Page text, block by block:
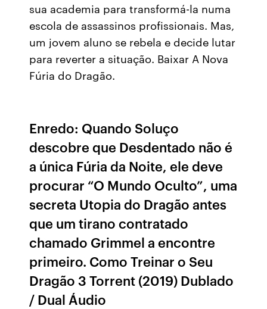
sua academia para transformá-la numa
escola de assassinos profissionais. Mas,
um jovem aluno se rebela e decide lutar
para reverter a situação. Baixar A Nova
Fúria do Dragão.
Enredo: Quando Soluço
descobre que Desdentado não é
a única Fúria da Noite, ele deve
procurar “O Mundo Oculto”, uma
secreta Utopia do Dragão antes
que um tirano contratado
chamado Grimmel a encontre
primeiro. Como Treinar o Seu
Dragão 3 Torrent (2019) Dublado
/ Dual Áudio